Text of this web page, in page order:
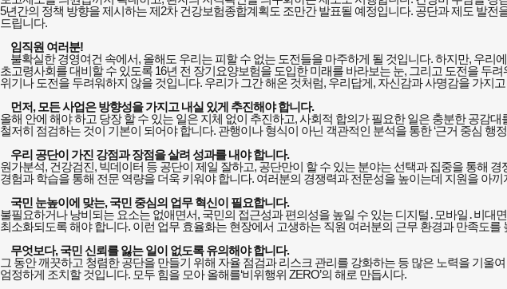
5년간의 정책 방향을 제시하는 제2차 건강보험종합계획도 조만간 발표될 예정입니다. 공단과 제도 발전
드립니다.
임직원 여러분!
불확실한 경영여건 속에서, 올해도 우리는 피할 수 없는 도전들을 마주하게 될 것입니다.하지만, 우리
초고령사회를 대비할 수 있도록 16년 전 장기요양보험을 도입한 미래를 바라보는 눈, 그리고 도전을 두
위기나 도전을 두려워하지 않을 것입니다. 우리가 그간 해온 것처럼, 우리답게, 자신감과 사명감을 가지
먼저, 모든 사업은 방향성을 가지고 내실 있게 추진해야 합니다.
올해 안에 해야 하고 당장 할 수 있는 일은 지체 없이 추진하고,사회적 합의가 필요한 일은 충분한 공감
철저히 점검하는 것이 기본이 되어야 합니다. 관행이나 형식이 아닌 객관적인 분석을 통한‘근거 중심 행정
우리 공단이 가진 강점과 장점을 살려 성과를 내야 합니다.
원가분석, 건강검진, 빅데이터 등 공단이 제일 잘하고, 공단만이 할 수 있는 분야는 선택과 집중을 통해
경험과 학습을 통해 전문 역량을 더욱 키워야 합니다. 여러분의 경쟁력과 전문성을 높이는데 지원을 아
국민 눈높이에 맞는,국민 중심의 업무 혁신이 필요합니다.
불필요하거나 낭비되는 요소는 없애면서, 국민의 접근성과 편의성을 높일 수 있는 디지털 ․ 모바일 ․비대
최소화되도록 해야 합니다. 이런 업무 효율화는 현장에서 고생하는 직원 여러분의 근무 환경과 만족도를
무엇보다,국민 신뢰를 잃는 일이 없도록 유의해야 합니다.
그 동안 깨끗하고 청렴한 공단을 만들기 위해 자율 점검과 리스크 관리를 강화하는 등 많은 노력을 기울
엄정하게 조치할 것입니다. 모두 힘을 모아 올해를‘비위행위 ZERO’의 해로 만듭시다.